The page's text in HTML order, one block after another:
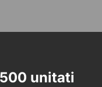
unitati